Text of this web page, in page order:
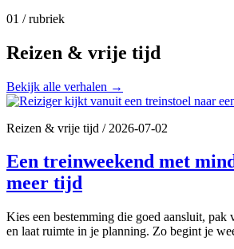
01 / rubriek
Reizen & vrije tijd
Bekijk alle verhalen →
Reizen & vrije tijd /2026-07-02
Een treinweekend met
meer tijd
Kies een bestemming die goed aansluit, pak
en laat ruimte in je planning. Zo begint je